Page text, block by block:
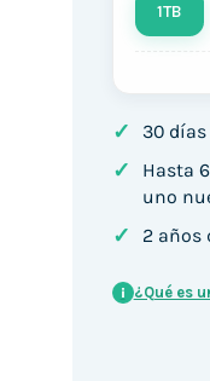
1TB
✓ 30
✓
Hasta
uno
✓ 2 años
i ¿Qué es